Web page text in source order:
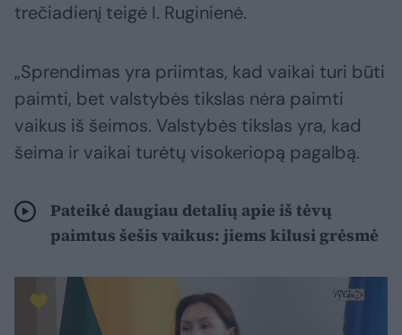
trečiadienį teigė I. Ruginienė.
„Sprendimas yra priimtas, kad vaikai turi būti
paimti, bet valstybės tikslas nėra paimti
vaikus iš šeimos. Valstybės tikslas yra, kad
šeima ir vaikai turėtų visokeriopą pagalbą.
Pateikė daugiau detalių apie iš tėvų
paimtus šešis vaikus: jiems kilusi grėsmė